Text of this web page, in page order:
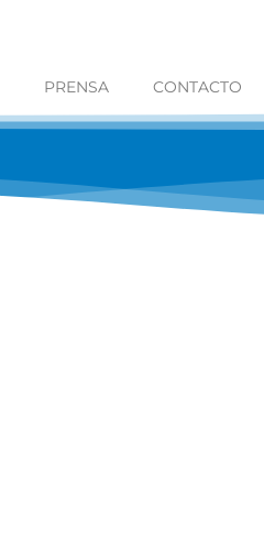
PRENSA CONTACTO